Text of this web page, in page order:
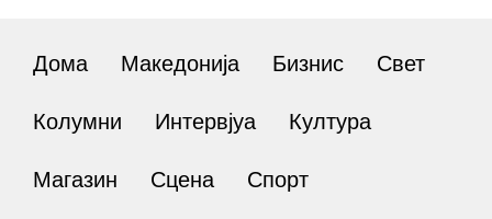
Дома Македонија Бизнис Свет
Колумни Интервјуа Култура
Магазин Сцена Спорт